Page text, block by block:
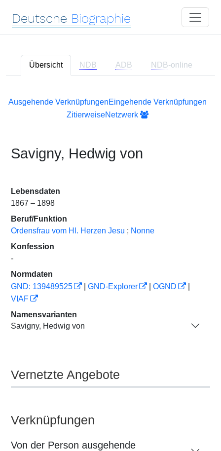
Deutsche Biographie
Übersicht NDB ADB NDB-online
Ausgehende VerknüpfungenEingehende Verknüpfungen
ZitierweiseNetzwerk
Savigny, Hedwig von
Lebensdaten
1867 – 1898
Beruf/Funktion
Ordensfrau vom Hl. Herzen Jesu ; Nonne
Konfession
-
Normdaten
GND: 139489525
GND-Explorer OGND
VIAF
Namensvarianten
Savigny, Hedwig von
Vernetzte Angebote
Verknüpfungen
Von der Person ausgehende